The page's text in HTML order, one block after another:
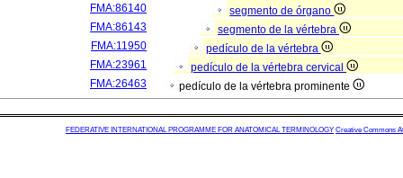
FMA:86140
segmento de órgano
FMA:86143
segmento de la vértebra
FMA:11950
pedículo de la vértebra
FMA:23961
pedículo de la vértebra cervical
FMA:26463
pedículo de la vértebra prominente
FEDERATIVE INTERNATIONAL PROGRAMME FOR ANATOMICAL TERMINOLOGY Creative Commons